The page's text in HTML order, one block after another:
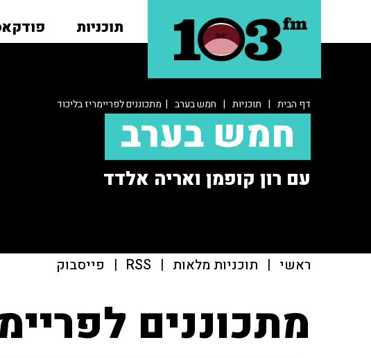
תוכניות
דף הבית | תוכניות | חמש בערב | מתכוננים לפריימריז בליכוד
חמש בערב
עם רון קופמן ואריה אלדד
ראשי | תוכניות מלאות |
RSS
| פייסבוק
מתכוננים